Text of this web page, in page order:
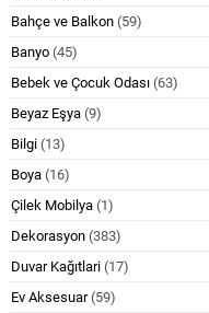
Bahçe ve Balkon (59)
Banyo (45)
Bebek ve Çocuk Odası (63)
Beyaz Eşya (9)
Bilgi (13)
Boya (16)
Çilek Mobilya (1)
Dekorasyon (383)
Duvar Kağıtlari (17)
Ev Aksesuar(59)